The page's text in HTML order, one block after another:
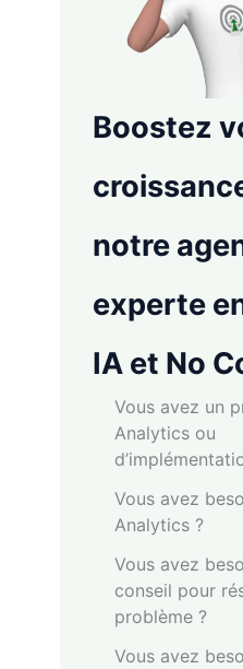
Boostez
notre
experte
IA et No
Vous avez un
Analytics ou
Vous avez
Analytics ?
Vous avez
conseil pour
problème ?
Vous avez